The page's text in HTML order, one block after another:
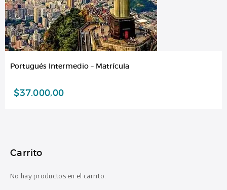
Portugués Intermedio – Matrícula
$37.000,00
Carrito
No hay productos en el carrito.